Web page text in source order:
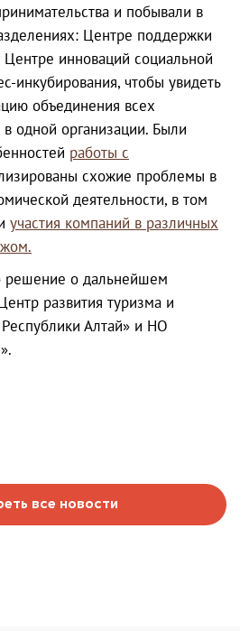
и побывали в
Центре поддержки
Центре инноваций социальной
инкубирования, чтобы увидеть
объединения всех
одной организации. Были
работы с
схожие проблемы в
деятельности, в том
участия компаний в различных
решение о дальнейшем
развития туризма и
Алтай» и НО
все новости